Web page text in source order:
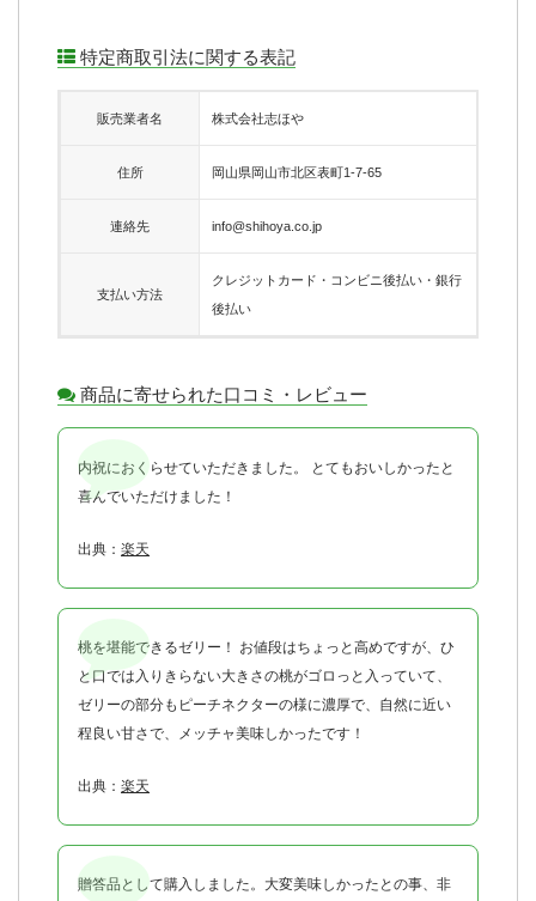
特定商取引法に関する表記
販売業者名 株式会社志ほや
住所 岡山県岡山市北区表町1-7-65
連絡先 info@shihoya.co.jp
支払い方法
クレジットカード・コンビニ後払い・銀行
後払い
商品に寄せられた口コミ・レビュー
内祝におくらせていただきました。 とてもおいしかったと
喜んでいただけました！
出典： 楽天
桃を堪能できるゼリー！ お値段はちょっと高めですが、ひ
と口では入りきらない大きさの桃がゴロっと入っていて、
ゼリーの部分もピーチネクターの様に濃厚で、自然に近い
程良い甘さで、メッチャ美味しかったです！
出典： 楽天
贈答品として購入しました。大変美味しかったとの事、非